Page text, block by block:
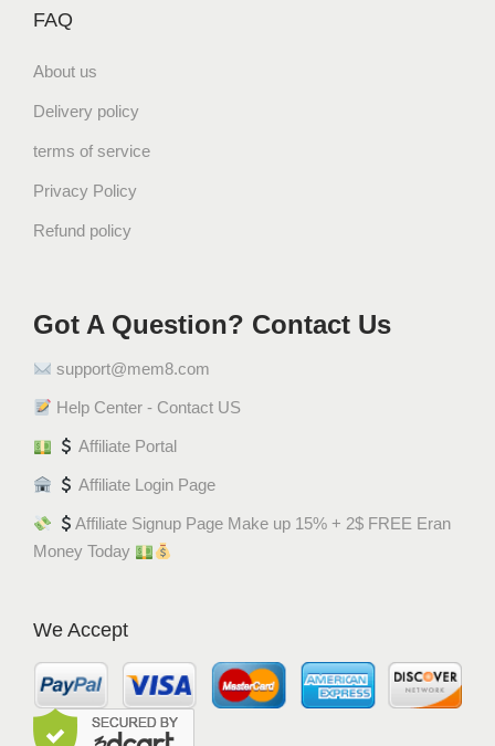
FAQ
About us
Delivery policy
terms of service
Privacy Policy
Refund policy
Got A Question? Contact Us
support@mem8.com
Help Center - Contact US
Affiliate Portal
Affiliate Login Page
Affiliate Signup Page Make up 15% + 2$ FREE Eran
Money Today
We Accept